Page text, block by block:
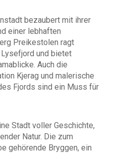
bezaubert mit ihrer
einer lebhaften
Preikestolen ragt
und bietet
Auch die
Kjerag und malerische
Fjords sind ein Muss für
Stadt voller Geschichte,
Natur. Die zum
gehörende Bryggen, ein